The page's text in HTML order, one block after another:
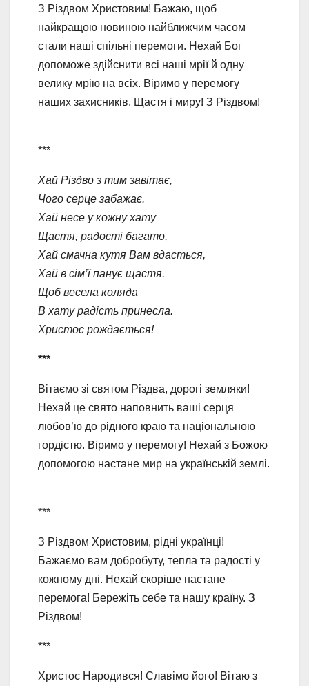
З Різдвом Христовим! Бажаю, щоб
найкращою новиною найближчим часом
стали наші спільні перемоги. Нехай Бог
допоможе здійснити всі наші мрії й одну
велику мрію на всіх. Віримо у перемогу
наших захисників. Щастя і миру! З Різдвом!
***
Хай Різдво з тим завітає,
Чого серце забажає.
Хай несе у кожну хату
Щастя, радості багато,
Хай смачна кутя Вам вдасться,
Хай в сім’ї панує щастя.
Щоб весела коляда
В хату радість принесла.
Христос рождається!
***
Вітаємо зі святом Різдва, дорогі земляки!
Нехай це свято наповнить ваші серця
любов’ю до рідного краю та національною
гордістю. Віримо у перемогу! Нехай з Божою
допомогою настане мир на українській землі.
***
З Різдвом Христовим, рідні українці!
Бажаємо вам добробуту, тепла та радості у
кожному дні. Нехай скоріше настане
перемога! Бережіть себе та нашу країну. З
Різдвом!
***
Христос Народився! Славімо його! Вітаю з